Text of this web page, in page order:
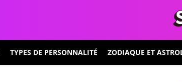
TYPES DE PERSONNALITÉ ZODIAQUE ET